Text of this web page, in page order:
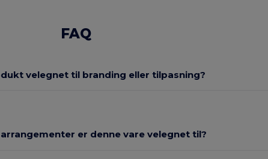
FAQ
velegnet til branding eller tilpasning?
er denne vare velegnet til?